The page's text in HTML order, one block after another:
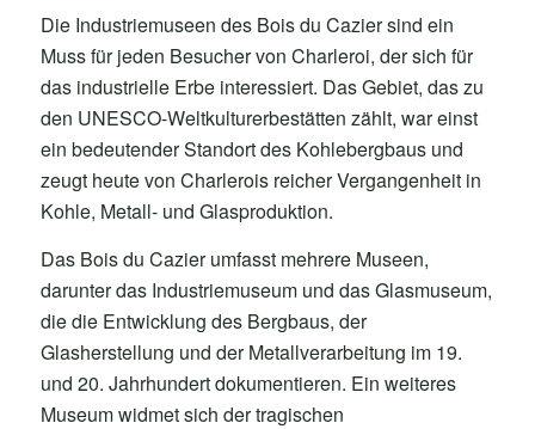
Die Industriemuseen des Bois du Cazier sind ein
Muss für jeden Besucher von Charleroi, der sich für
das industrielle Erbe interessiert. Das Gebiet, das zu
den UNESCO-Weltkulturerbestätten zählt, war einst
ein bedeutender Standort des Kohlebergbaus und
zeugt heute von Charlerois reicher Vergangenheit in
Kohle, Metall- und Glasproduktion.
Das Bois du Cazier umfasst mehrere Museen,
darunter das Industriemuseum und das Glasmuseum,
die die Entwicklung des Bergbaus, der
Glasherstellung und der Metallverarbeitung im 19.
und 20. Jahrhundert dokumentieren. Ein weiteres
Museum widmet sich der tragischen